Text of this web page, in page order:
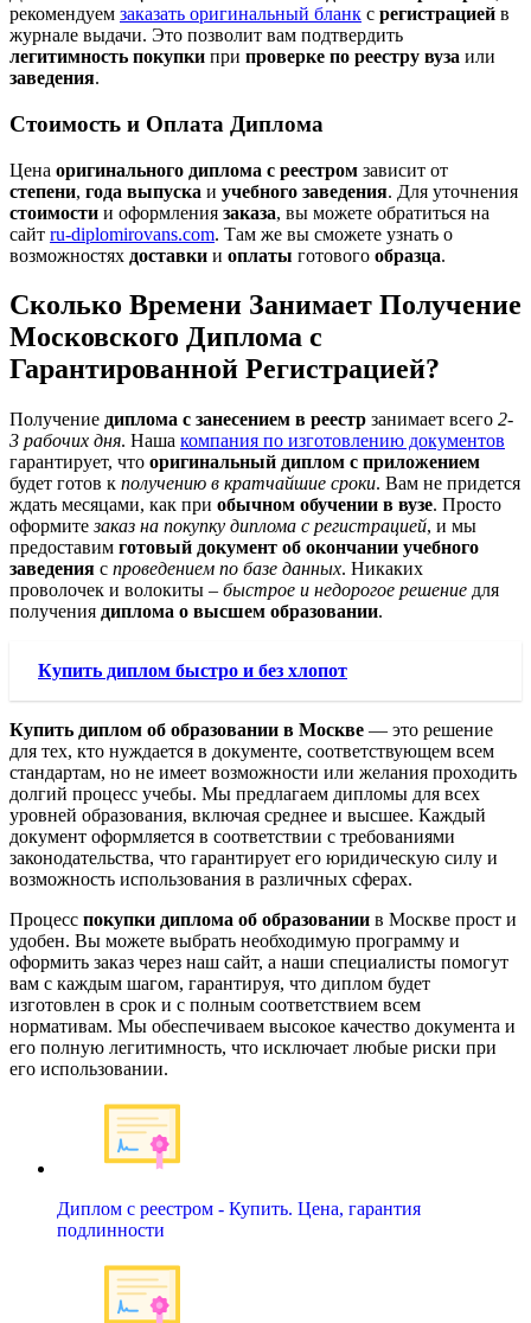
рекомендуем заказать оригинальный бланк с регистрацией в
журнале выдачи. Это позволит вам подтвердить
легитимность покупки при проверке по реестру вуза или
заведения.
Стоимость и Оплата Диплома
Цена оригинального диплома с реестром зависит от
степени, года выпуска и учебного заведения. Для уточнения
стоимости и оформления заказа, вы можете обратиться на
сайт ru-diplomirovans.com. Там же вы сможете узнать о
возможностях доставки и оплаты готового образца.
Сколько Времени Занимает Получение
Московского Диплома с
Гарантированной Регистрацией?
Получение диплома с занесением в реестр занимает всего 2-
3 рабочих дня. Наша компания по изготовлению документов
гарантирует, что оригинальный диплом с приложением
будет готов к получению в кратчайшие сроки. Вам не придется
ждать месяцами, как при обычном обучении в вузе. Просто
оформитезаказ на покупку диплома с регистрацией, и мы
предоставим готовый документ об окончании учебного
заведения с проведением по базе данных. Никаких
проволочек и волокиты – быстрое и недорогое решение для
получения диплома о высшем образовании.
Купить диплом быстро и без хлопот
Купить диплом об образовании в Москве — это решение
для тех, кто нуждается в документе, соответствующем всем
стандартам, но не имеет возможности или желания проходить
долгий процесс учебы. Мы предлагаем дипломы для всех
уровней образования, включая среднее и высшее. Каждый
документ оформляется в соответствии с требованиями
законодательства, что гарантирует его юридическую силу и
возможность использования в различных сферах.
Процесс покупки диплома об образовании в Москве прост и
удобен. Вы можете выбрать необходимую программу и
оформить заказ через наш сайт, а наши специалисты помогут
вам с каждым шагом, гарантируя, что диплом будет
изготовлен в срок и с полным соответствием всем
нормативам. Мы обеспечиваем высокое качество документа и
его полную легитимность, что исключает любые риски при
его использовании.
Диплом с реестром - Купить. Цена, гарантия
подлинности